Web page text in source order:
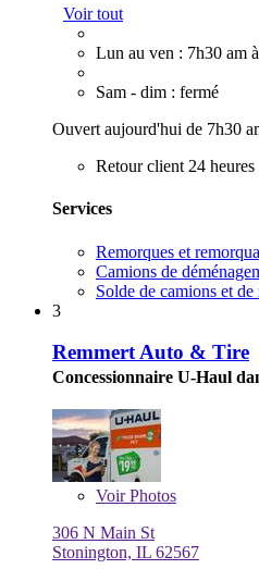
Voir tout
Lun au ven : 7h30 am
Sam - dim : fermé
Ouvert aujourd'hui de 7h30
Retour client 24 heures
Services
Remorques et
Camions de
Solde de camions et de
3
Remmert Auto & Tire
Concessionnaire U-Haul
VoirPhotos
306 N Main St
Stonington, IL 62567